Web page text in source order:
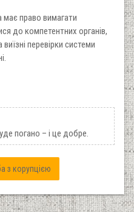
має право вимагати
до компетентних органів,
перевірки системи
погано – і це добре.
з корупцією